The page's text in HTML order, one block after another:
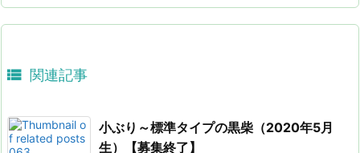
 関連記事
小ぶり～標準タイプの黒柴（2020年5月
生）【募集終了】